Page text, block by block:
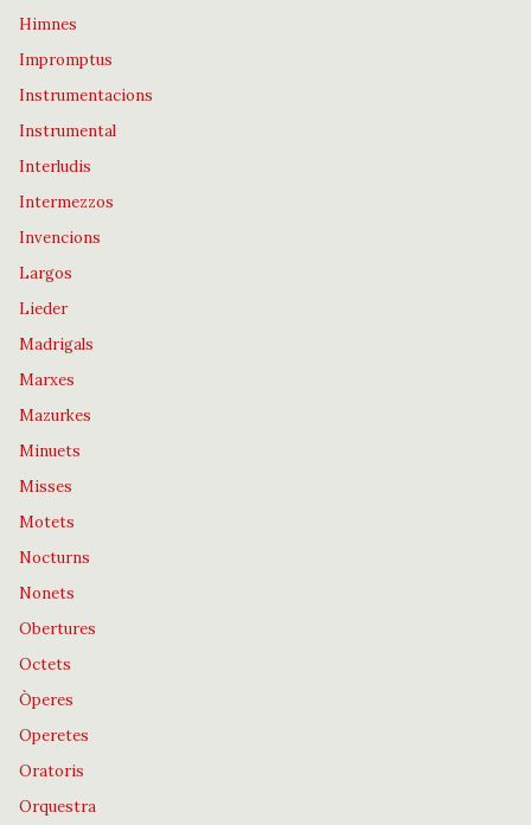
Himnes
Impromptus
Instrumentacions
Instrumental
Interludis
Intermezzos
Invencions
Largos
Lieder
Madrigals
Marxes
Mazurkes
Minuets
Misses
Motets
Nocturns
Nonets
Obertures
Octets
Òperes
Operetes
Oratoris
Orquestra